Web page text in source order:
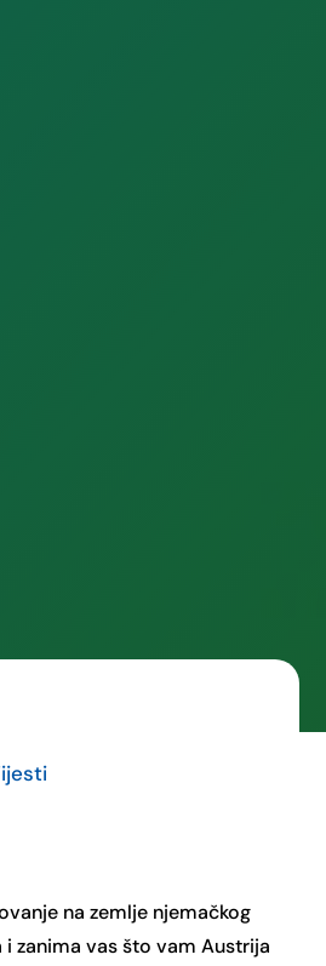
na zemlje njemačkog
zanima vas što vam Austrija